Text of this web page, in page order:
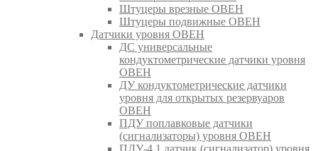
Штуцеры врезные ОВЕН
Штуцеры подвижные ОВЕН
Датчики уровня ОВЕН
ДС универсальные
кондуктометрические датчики уровня
ОВЕН
ДУ кондуктометрические датчики
уровня для открытых резервуаров
ОВЕН
ПДУ поплавковые датчики
(сигнализаторы) уровня ОВЕН
ПДУ-4.1 датчик (сигнализатор) уровня